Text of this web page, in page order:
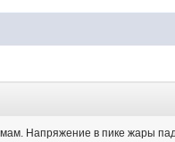
Напряжение в пике жары